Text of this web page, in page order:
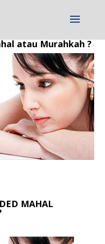
atau Murahkah ?
MAHAL